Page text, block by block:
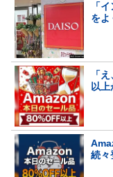
「
を
「
以
続々